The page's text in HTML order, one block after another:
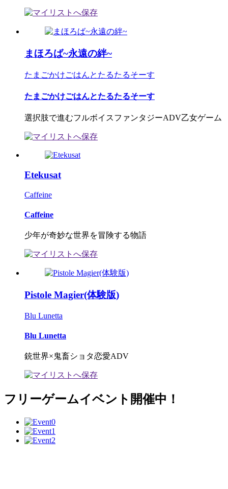
まほろば~永遠の絆~
たまごかけごはんとたるたるそーす
たまごかけごはんとたるたるそーす
選択肢で進むフルボイスファンタジーADV乙女ゲーム
Etekusat
Caffeine
Caffeine
少年が奇妙な世界を冒険する物語
Pistole Magier(体験版)
Blu Lunetta
Blu Lunetta
銃世界×鬼畜ショタ恋愛ADV
フリーゲームイベント開催中！